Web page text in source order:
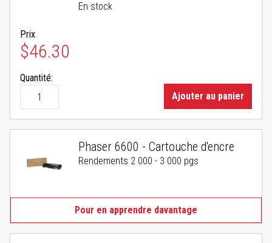
En stock
Prix
$46.30
Quantité:
Ajouter au panier
Phaser 6600 - Cartouche d'encre
Rendements 2 000 - 3 000 pgs
Pour en apprendre davantage